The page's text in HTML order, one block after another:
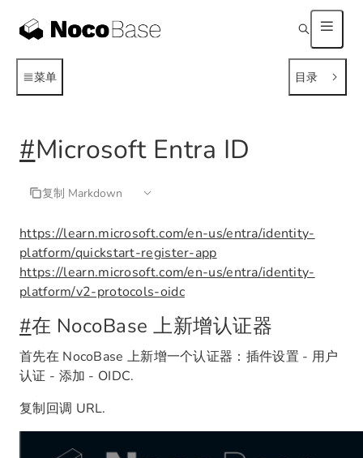
菜单 目录
#Microsoft Entra ID
复制 Markdown
https://learn.microsoft.com/en-us/entra/identity-
platform/quickstart-register-app
https://learn.microsoft.com/en-us/entra/identity-
platform/v2-protocols-oidc
#在 NocoBase 上新增认证器
首先在 NocoBase 上新增一个认证器：插件设置 - 用户
认证 - 添加 - OIDC.
复制回调 URL.